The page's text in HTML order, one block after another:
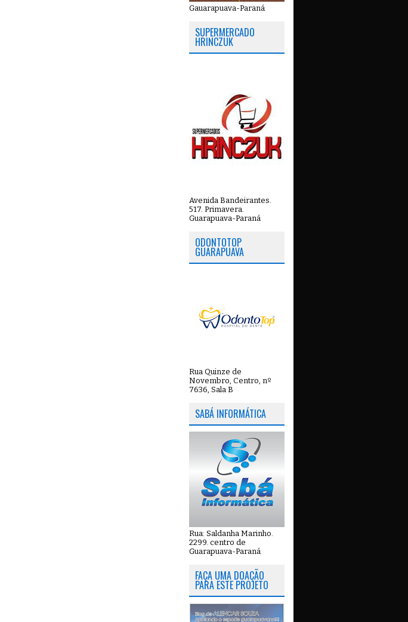
Gauarapuava-Paraná
SUPERMERCADO
HRINCZUK
Avenida Bandeirantes.
517. Primavera.
Guarapuava-Paraná
ODONTOTOP
GUARAPUAVA
Rua Quinze de
Novembro, Centro, nº
7636, Sala B
SABÁ INFORMÁTICA
Rua: Saldanha Marinho.
2299. centro de
Guarapuava-Paraná
FAÇA UMA DOAÇÃO
PARA ESTE PROJETO